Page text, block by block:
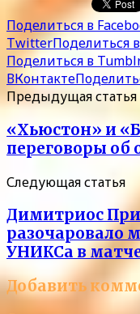
Поделиться в
TwitterПоделиться
Поделиться в
ВКонтакте
Предыдущая статья
«Хьюстон» и
переговоры об
Следующая статья
Димитриос
разочаровало
УНИКСа в
Добавить